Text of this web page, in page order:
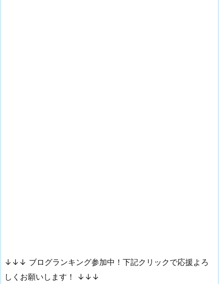
↓↓↓ ブログランキング参加中！下記クリックで応援よろ
しくお願いします！ ↓↓↓